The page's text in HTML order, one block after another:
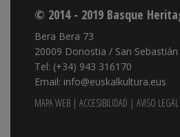
© 2014 - 2019 Basque
Bera Bera 73
20009 Donostia / San Sebastián
Tel: (+34) 943 316170
Email: info@euskalkultura.eus
MAPA WEB | ACCESIBILIDAD | AVISO LEGAL